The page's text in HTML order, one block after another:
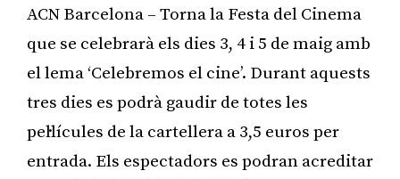
ACN Barcelona – Torna la Festa del Cinema
que se celebrarà els dies 3, 4 i 5 de maig amb
el lema ‘Celebremos el cine’. Durant aquests
tres dies es podrà gaudir de totes les
pel·lícules de la cartellera a 3,5 euros per
entrada. Els espectadors es podran acreditar